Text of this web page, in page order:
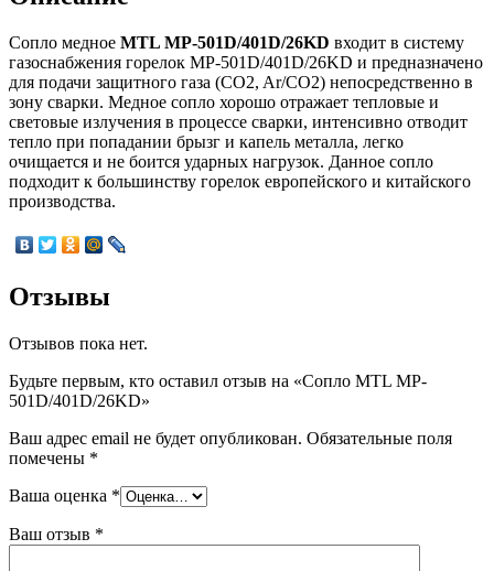
Сопло медное MTL MP-501D/401D/26KD входит в систему
газоснабжения горелок MP-501D/401D/26KD и предназначено
для подачи защитного газа (CO2, Ar/CO2) непосредственно в
зону сварки. Медное сопло хорошо отражает тепловые и
световые излучения в процессе сварки, интенсивно отводит
тепло при попадании брызг и капель металла, легко
очищается и не боится ударных нагрузок. Данное сопло
подходит к большинству горелок европейского и китайского
производства.
Отзывы
Отзывов пока нет.
Будьте первым, кто оставил отзыв на «Сопло MTL MP-
501D/401D/26KD»
Ваш адрес email не будет опубликован. Обязательные поля
помечены *
Ваша оценка *
Ваш отзыв *